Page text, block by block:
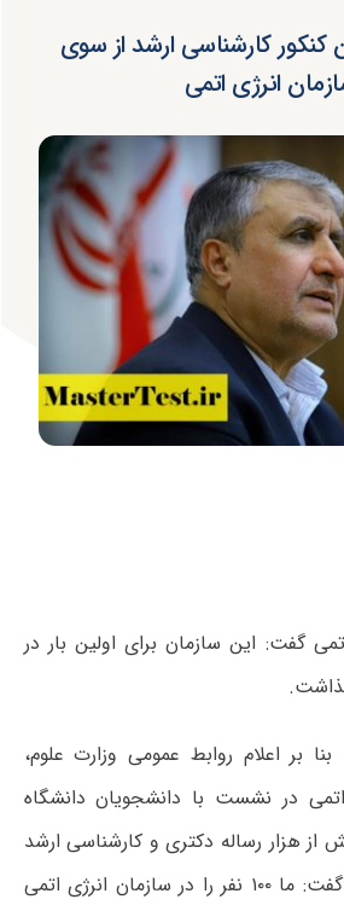
کنکور کارشناسی ارشد از سوی
انرژی اتمی
گفت: این سازمان برای اولین بار در
بنا بر اعلام روابط عمومی وزارت علوم،
در نشست با دانشجویان دانشگاه
از هزار رساله دکتری و کارشناسی ارشد
را پشتیبانی می کنیم، گفت: ما ۱۰۰ نفر را در سازمان انرژی اتمی